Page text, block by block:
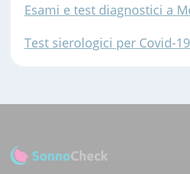
Esami e test diagnostici a
Test sierologici per Covid-